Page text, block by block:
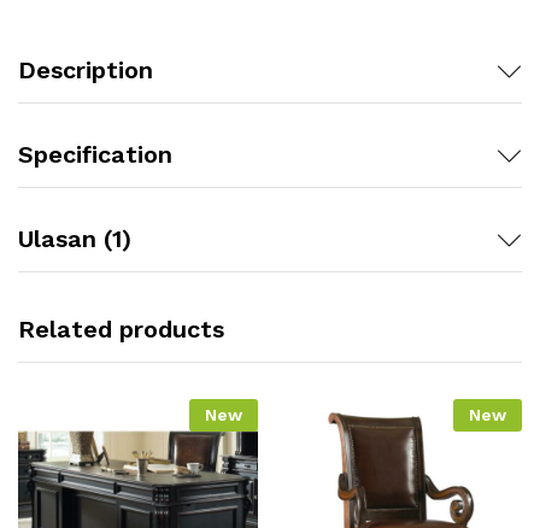
Description
Specification
Ulasan (1)
Related products
New New